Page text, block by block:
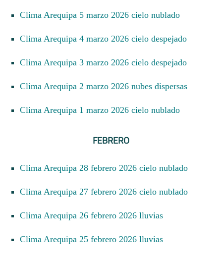
Clima Arequipa 5 marzo 2026 cielo nublado
Clima Arequipa 4 marzo 2026 cielo despejado
Clima Arequipa 3 marzo 2026 cielo despejado
Clima Arequipa 2 marzo 2026 nubes dispersas
Clima Arequipa 1 marzo 2026 cielo nublado
FEBRERO
Clima Arequipa 28 febrero 2026 cielo nublado
Clima Arequipa 27 febrero 2026 cielo nublado
Clima Arequipa 26 febrero 2026 lluvias
Clima Arequipa 25 febrero 2026 lluvias